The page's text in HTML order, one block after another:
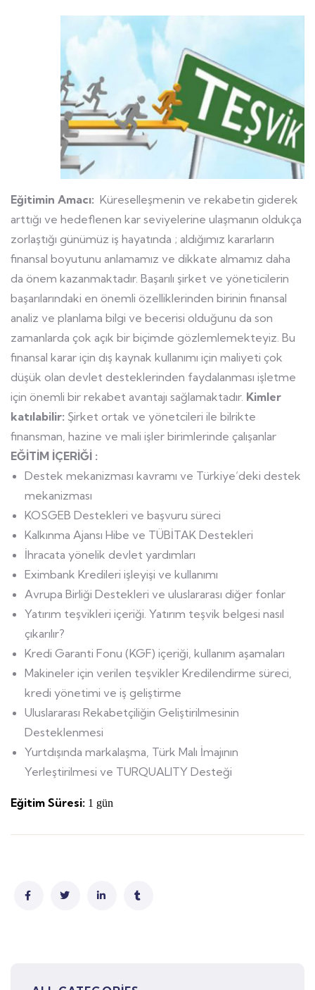
Eğitimin Amacı: Küreselleşmenin ve rekabetin giderek
arttığı ve hedeflenen kar seviyelerine ulaşmanın oldukça
zorlaştığı günümüz iş hayatında ; aldığımız kararların
finansal boyutunu anlamamız ve dikkate almamız daha
da önem kazanmaktadır. Başarılı şirket ve yöneticilerin
başarılarındaki en önemli özelliklerinden birinin finansal
analiz ve planlama bilgi ve becerisi olduğunu da son
zamanlarda çok açık bir biçimde gözlemlemekteyiz. Bu
finansal karar için dış kaynak kullanımı için maliyeti çok
düşük olan devlet desteklerinden faydalanması işletme
için önemli bir rekabet avantajı sağlamaktadır. Kimler
katılabilir: Şirket ortak ve yönetcileri ile bilrikte
finansman, hazine ve mali işler birimlerinde çalışanlar
EĞİTİM İÇERİĞİ :
Destek mekanizması kavramı ve Türkiye’deki destek
mekanizması
KOSGEB Destekleri ve başvuru süreci
Kalkınma Ajansı Hibe ve TÜBİTAK Destekleri
İhracata yönelik devlet yardımları
Eximbank Kredileri işleyişi ve kullanımı
Avrupa Birliği Destekleri ve uluslararası diğer fonlar
Yatırım teşvikleri içeriği. Yatırım teşvik belgesi nasıl
çıkarılır?
Kredi Garanti Fonu (KGF) içeriği, kullanım aşamaları
Makineler için verilen teşvikler Kredilendirme süreci,
kredi yönetimi ve iş geliştirme
Uluslararası Rekabetçiliğin Geliştirilmesinin
Desteklenmesi
Yurtdışında markalaşma, Türk Malı İmajının
Yerleştirilmesi ve TURQUALITY Desteği
Eğitim Süresi: 1 gün